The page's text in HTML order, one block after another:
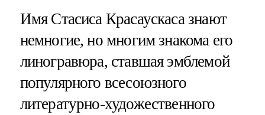
Имя Стасиса Красаускаса знают
немногие, но многим знакома его
линогравюра, ставшая эмблемой
популярного всесоюзного
литературно-художественного